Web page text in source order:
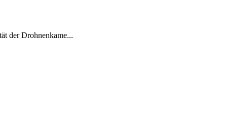
der Drohnenkame...